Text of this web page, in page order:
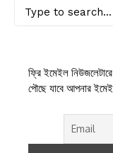
ফ্রি ইমেইল
পৌছে যাবে আপনার